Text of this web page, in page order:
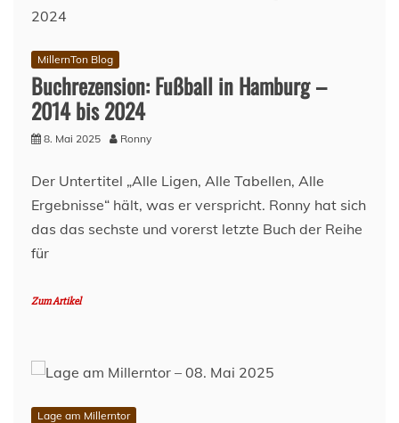
MillernTon Blog
Buchrezension: Fußball in Hamburg –
2014 bis 2024
8. Mai 2025 Ronny
Der Untertitel „Alle Ligen, Alle Tabellen, Alle
Ergebnisse“ hält, was er verspricht. Ronny hat sich
das das sechste und vorerst letzte Buch der Reihe
für
Zum Artikel
Lage am Millerntor